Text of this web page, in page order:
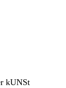
kUNSt